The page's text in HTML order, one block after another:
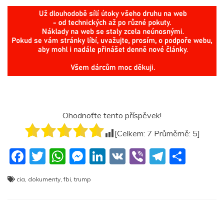
Ohodnoťte tento příspěvek!
[Celkem: 7 Průměrně: 5]
F
a
c
T
w
itt
W
h
at
M
ss
Li V
Vi T
cia dokumenty ,fbi ,trump